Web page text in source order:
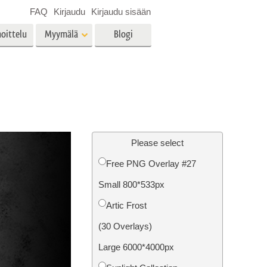
Valokuvan restaurointi
Myymälä
videopeittokuvat
Blogi
FAQ Kirjaudu Kirjaudu sisään
Please select
Free PNG Overlay #27
Small 800*533px
Artic Frost
(30 Overlays)
Large 6000*4000px